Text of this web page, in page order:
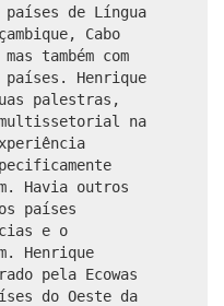
países de Língua
Cabo
também com
Henrique
palestras,
multissetorial na
Havia outros
países
e o
Henrique
pela Ecowas
do Oeste da